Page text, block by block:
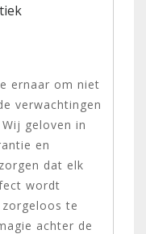
ernaar om niet
verwachtingen
geloven in
en
dat elk
wordt
te
achter de